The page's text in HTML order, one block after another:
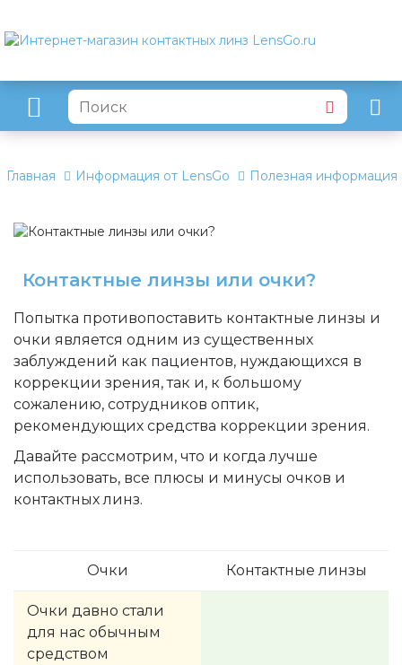
Главная Информация от LensGo Полезная информация
Контактные линзы или очки?
Попытка противопоставить контактные линзы и
очки является одним из существенных
заблуждений как пациентов, нуждающихся в
коррекции зрения, так и, к большому
сожалению, сотрудников оптик,
рекомендующих средства коррекции зрения.
Давайте рассмотрим, что и когда лучше
использовать, все плюсы и минусы очков и
контактных линз.
Очки Контактные линзы
Очки давно стали
для нас обычным
средством